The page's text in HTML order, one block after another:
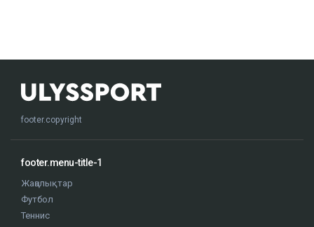
footer.copyright
footer.menu-title-1
Жаңалықтар
Футбол
Теннис